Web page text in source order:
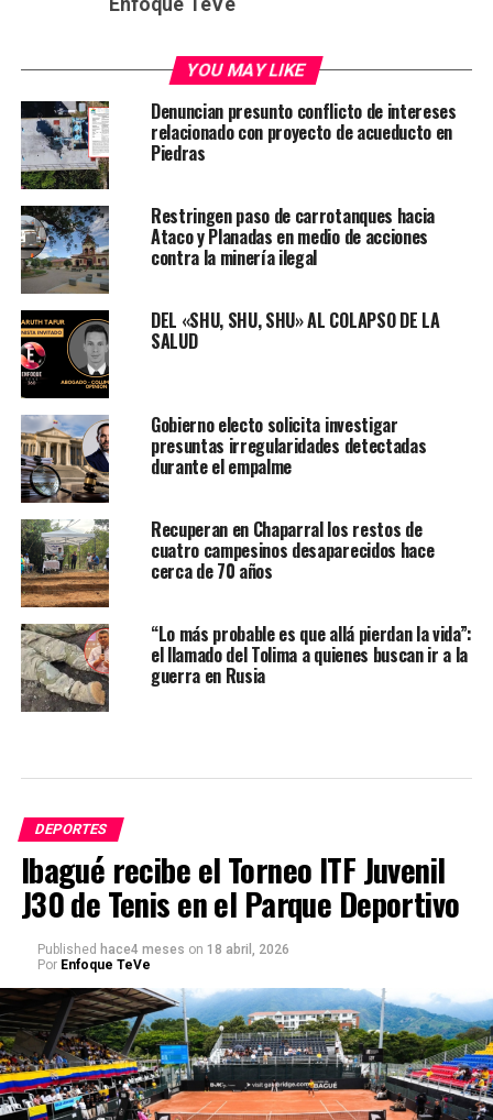
YOU MAY LIKE
Denuncian presunto conflicto de intereses
relacionado con proyecto de acueducto en
Piedras
Restringen paso de carrotanques hacia
Ataco y Planadas en medio de acciones
contra la minería ilegal
DEL «SHU, SHU, SHU» AL COLAPSO DE LA
SALUD
Gobierno electo solicita investigar
presuntas irregularidades detectadas
durante el empalme
Recuperan en Chaparral los restos de
cuatro campesinos desaparecidos hace
cerca de 70 años
“Lo más probable es que allá pierdan la vida”:
el llamado del Tolima a quienes buscan ir a la
guerra en Rusia
DEPORTES
Ibagué recibe el Torneo ITF Juvenil
J30 de Tenis en el Parque Deportivo
Published hace4 meses on 18 abril, 2026
Por Enfoque TeVe